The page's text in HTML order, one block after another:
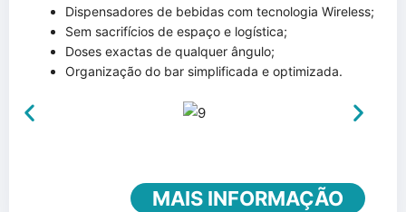
Dispensadores de bebidas com tecnologia Wireless;
Sem sacrifícios de espaço e logística;
Doses exactas de qualquer ângulo;
Organização do bar simplificada e optimizada.
MAIS INFORMAÇÃO